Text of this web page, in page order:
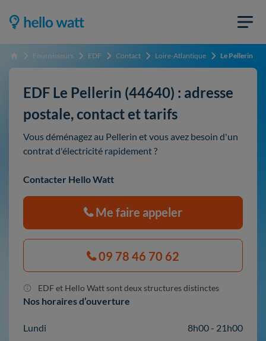
Accueil Fournisseurs EDF Contact Loire-Atlantique Le Pellerin
EDF Le Pellerin (44640) : adresse
postale, contact et tarifs
Vous déménagez au Pellerin et vous avez besoin d'un
contrat d'électricité rapidement ?
Contacter Hello Watt
Me faire appeler
09 78 46 70 62
EDF et Hello Watt sont deux structures distinctes
Nos horaires d’ouverture
Lundi
8h00 - 21h00